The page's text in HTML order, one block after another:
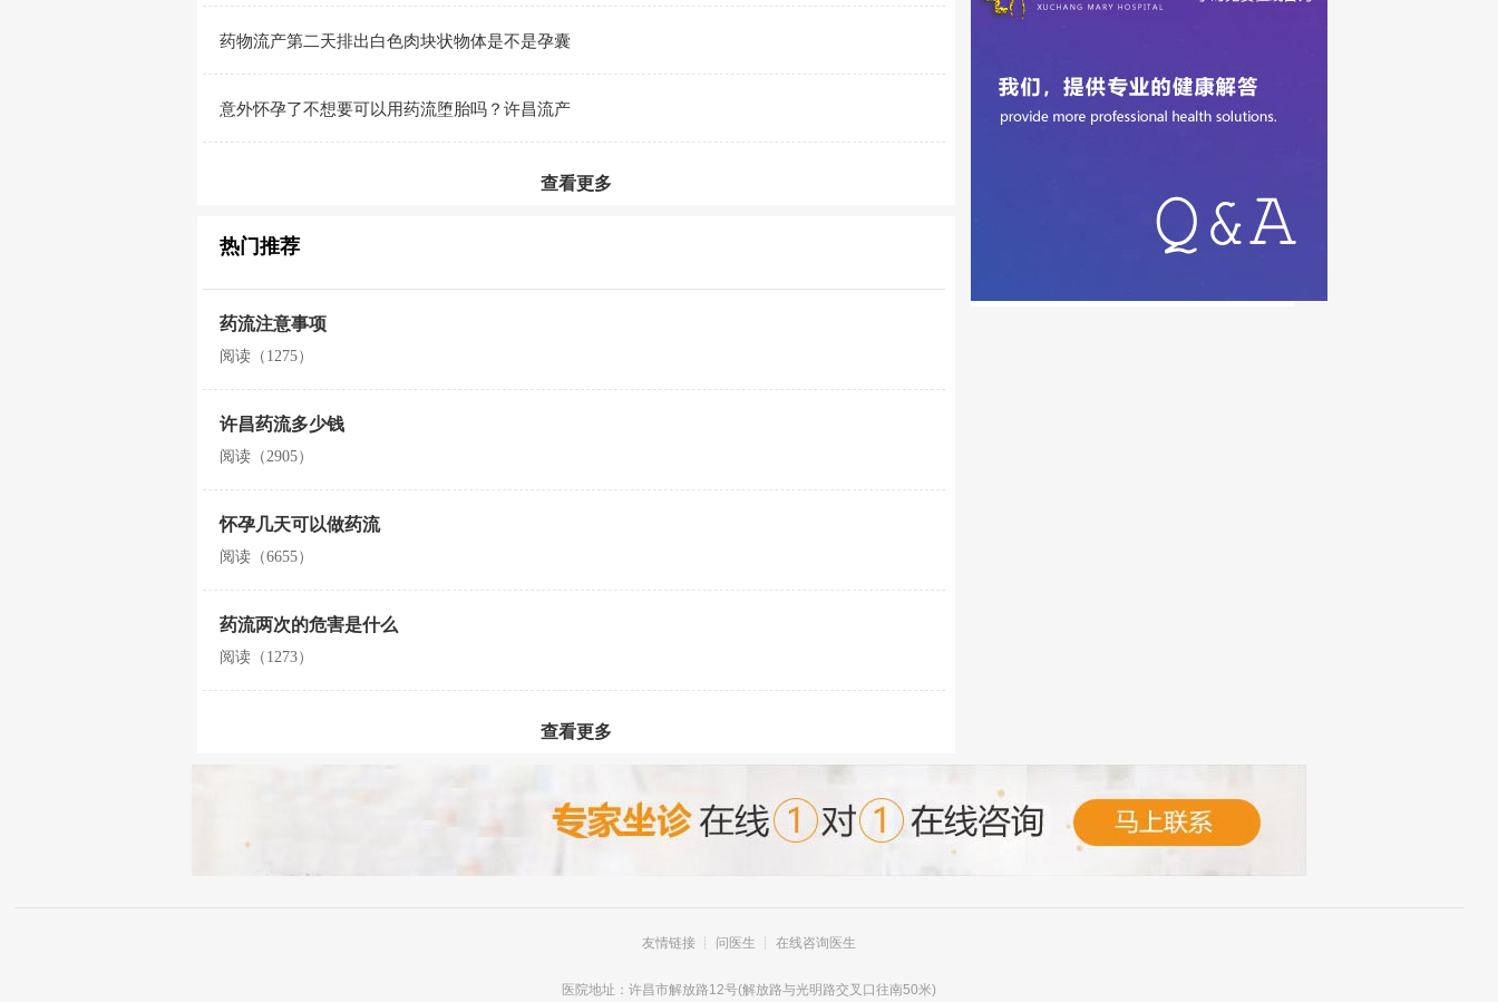
药物流产第二天排出白色肉块状物体是不是孕囊
意外怀孕了不想要可以用药流堕胎吗？许昌流产
查看更多
热门推荐
药流注意事项
阅读（1275）
许昌药流多少钱
阅读（2905）
怀孕几天可以做药流
阅读（6655）
药流两次的危害是什么
阅读（1273）
查看更多
友情链接 问医生 在线咨询医生
医院地址：许昌市解放路12号(解放路与光明路交叉口往南50米)